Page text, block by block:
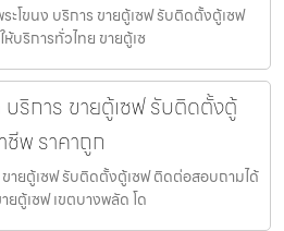
ะโขนง บริการ ขายตู้เซฟ รับติดตั้งตู้เซฟ
ริการทั่วไทย ขายตู้เซ
บริการ ขายตู้เซฟ รับติดตั้งตู้
พ ราคาถูก
ายตู้เซฟ รับติดตั้งตู้เซฟ ติดต่อสอบถามได้
ตู้เซฟ เขตบางพลัด โด